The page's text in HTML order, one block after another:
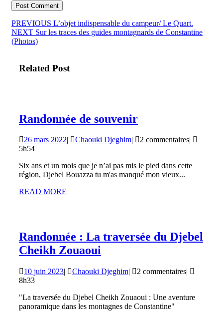
Navigation
de
PREVIOUS Article
précédent
L’objet indispensable du campeur/ Le Quart.
NEXT Article
suivant
Sur les traces des guides montagnards de Constantine
(Photos)
Related Post
Randonnée de souvenirRandonnée
souvenir
26 mars 202226
| Chaouki DjeghimChaouki
| 2 commentaires|
5h54
Six ans et un mois que je n’ai pas mis le pied dans cette
région, Djebel Bouazza tu m'as manqué mon vieux...
READ MORE
Randonnée : La traversée du Djebel
Cheikh Zouaoui
La
du
10 juin 202310
| Chaouki DjeghimChaouki
| 2 commentaires|
8h33
"La traversée du Djebel Cheikh Zouaoui : Une aventure
panoramique dans les montagnes de Constantine"